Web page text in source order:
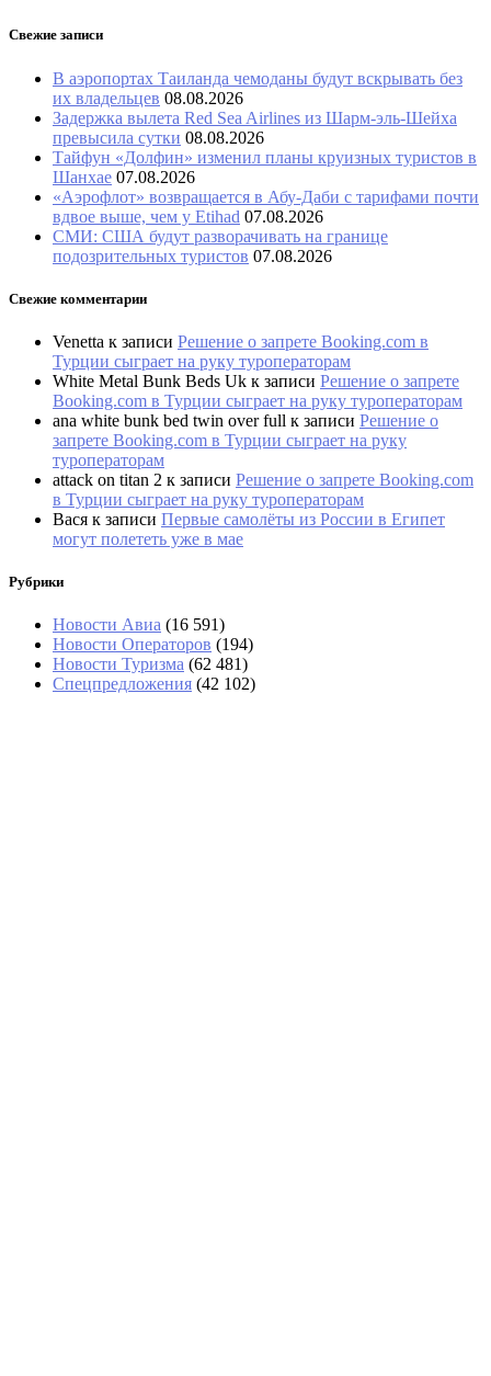
Свежие записи
В аэропортах Таиланда чемоданы будут вскрывать без
их владельцев 08.08.2026
Задержка вылета Red Sea Airlines из Шарм-эль-Шейха
превысила сутки 08.08.2026
Тайфун «Долфин» изменил планы круизных туристов в
Шанхае 07.08.2026
«Аэрофлот» возвращается в Абу-Даби с тарифами почти
вдвое выше, чем у Etihad 07.08.2026
СМИ: США будут разворачивать на границе
подозрительных туристов 07.08.2026
Свежие комментарии
Venetta к записи Решение о запрете Booking.com в
Турции сыграет на руку туроператорам
White Metal Bunk Beds Uk к записи Решение о запрете
Booking.com в Турции сыграет на руку туроператорам
ana white bunk bed twin over full к записи Решение о
запрете Booking.com в Турции сыграет на руку
туроператорам
attack on titan 2 к записи Решение о запрете Booking.com
в Турции сыграет на руку туроператорам
Вася к записи Первые самолёты из России в Египет
могут полететь уже в мае
Рубрики
Новости Авиа (16 591)
Новости Операторов (194)
Новости Туризма (62 481)
Спецпредложения (42 102)